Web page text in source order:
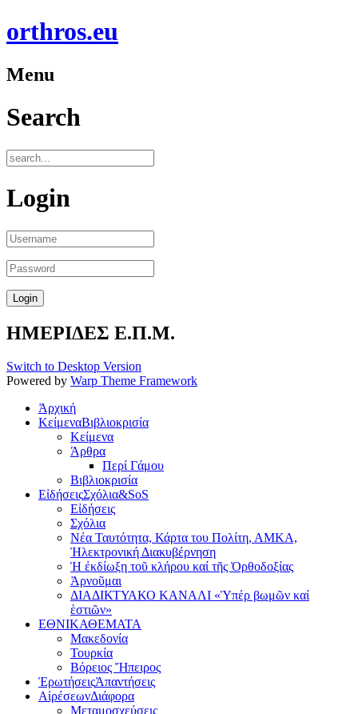
orthros.eu
Menu
Search
Login
ΗΜΕΡΙΔΕΣ Ε.Π.Μ.
Switch to Desktop Version
Powered by Warp Theme Framework
Ἀρχική
ΚείμεναΒιβλιοκρισία
Κείμενα
Άρθρα
Περί Γάμου
Βιβλιοκρισία
ΕἰδήσειςΣχόλια&SoS
Εἰδήσεις
Σχόλια
Νέα Ταυτότητα, Κάρτα του Πολίτη, ΑΜΚΑ,
Ἠλεκτρονική Διακυβέρνηση
Ἡ ἐκδίωξη τοῦ κλήρου καί τῆς Ὀρθοδοξίας
Ἀρνοῦμαι
ΔΙΑΔΙΚΤΥΑΚΟ ΚΑΝΑΛΙ «Ὑπέρ βωμῶν καί
ἑστιῶν»
ΕΘΝΙΚΑΘΕΜΑΤΑ
Μακεδονία
Τουρκία
Βόρειος Ἤπειρος
ἘρωτήσειςἈπαντήσεις
ΑἱρέσεωνΔιάφορα
Μεταμοσχεύσεις